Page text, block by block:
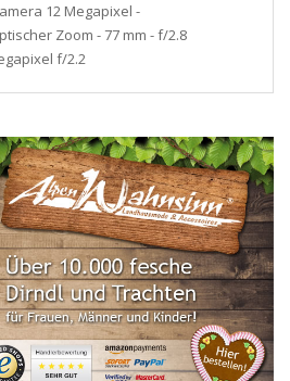
12 Megapixel -
Zoom - 77 mm - f/2.8
f/2.2